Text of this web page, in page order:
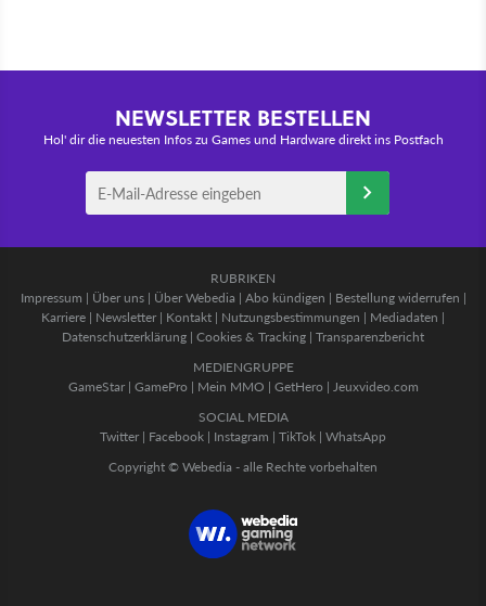
NEWSLETTER BESTELLEN
Hol' dir die neuesten Infos zu Games und Hardware direkt ins Postfach
RUBRIKEN
Impressum | Über uns| Über Webedia | Abo kündigen | Bestellung widerrufen |
Karriere | Newsletter | Kontakt | Nutzungsbestimmungen | Mediadaten |
Datenschutzerklärung | Cookies & Tracking | Transparenzbericht
MEDIENGRUPPE
GameStar| GamePro | Mein MMO | GetHero | Jeuxvideo.com
SOCIAL MEDIA
Twitter | Facebook | Instagram | TikTok | WhatsApp
Copyright © Webedia - alle Rechte vorbehalten